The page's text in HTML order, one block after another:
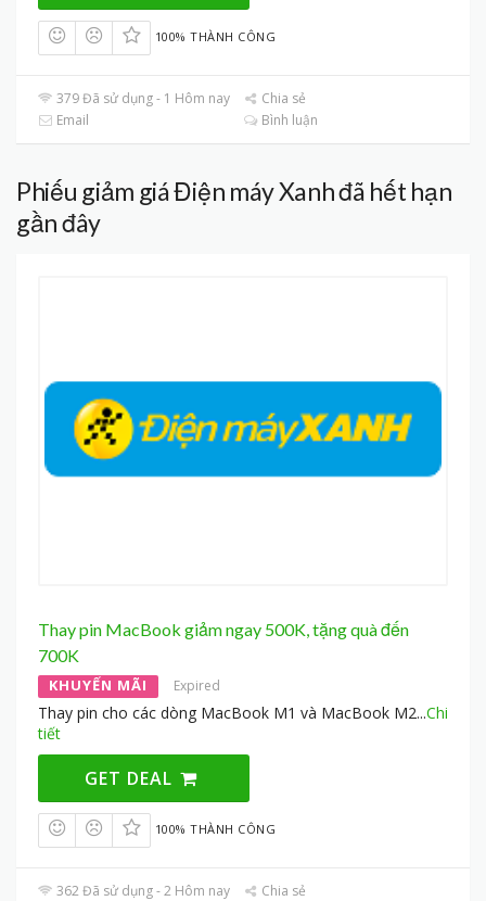
100% THÀNH CÔNG
379 Đã sử dụng - 1 Hôm nay
Chia sẻ
Email
Bình luận
Phiếu giảm giá Điện máy Xanh đã hết hạn
gần đây
Thay pin MacBook giảm ngay 500K, tặng quà đến
700K
KHUYẾN MÃI Expired
Thay pin cho các dòng MacBook M1 và MacBook M2...Chi
tiết
GET DEAL
100% THÀNH CÔNG
362 Đã sử dụng - 2 Hôm nay Chia sẻ